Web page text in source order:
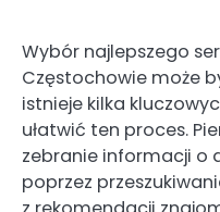
Wybór najlepszego
Częstochowie może
istnieje kilka
ułatwić ten proces.
zebranie informacji o
poprzez